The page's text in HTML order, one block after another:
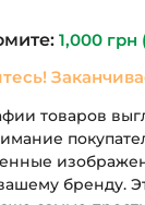
1,690 грн.
1,000 грн
товаров
бренду.